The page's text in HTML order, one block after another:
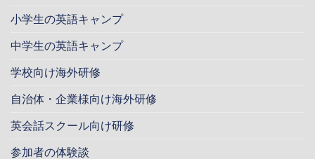
小学生の英語キャンプ
中学生の英語キャンプ
学校向け海外研修
自治体・企業様向け海外研修
英会話スクール向け研修
参加者の体験談